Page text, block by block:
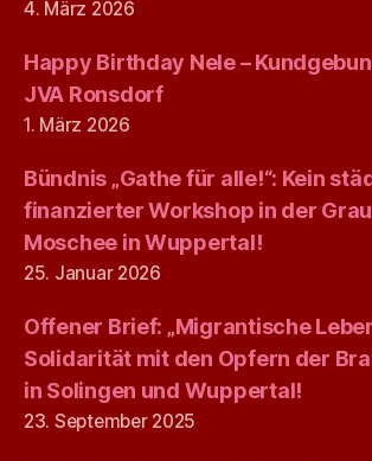
4. März 2026
Happy Birthday Nele –
JVA Ronsdorf
1. März 2026
Bündnis „Gathe für alle!“: Kein
finanzierter Workshop in der
Moschee in Wuppertal!
25. Januar 2026
Offener Brief: „Migrantische
Solidarität mit den Opfern der
in Solingen und Wuppertal!
23. September 2025